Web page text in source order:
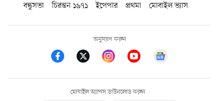
বন্ধুসভা
চিরন্তন ১৯৭১ ইপেপার প্রথমা মোবাইল ভ্যাস
অনুসরণ করুন
মোবাইল অ্যাপস ডাউনলোড করুন